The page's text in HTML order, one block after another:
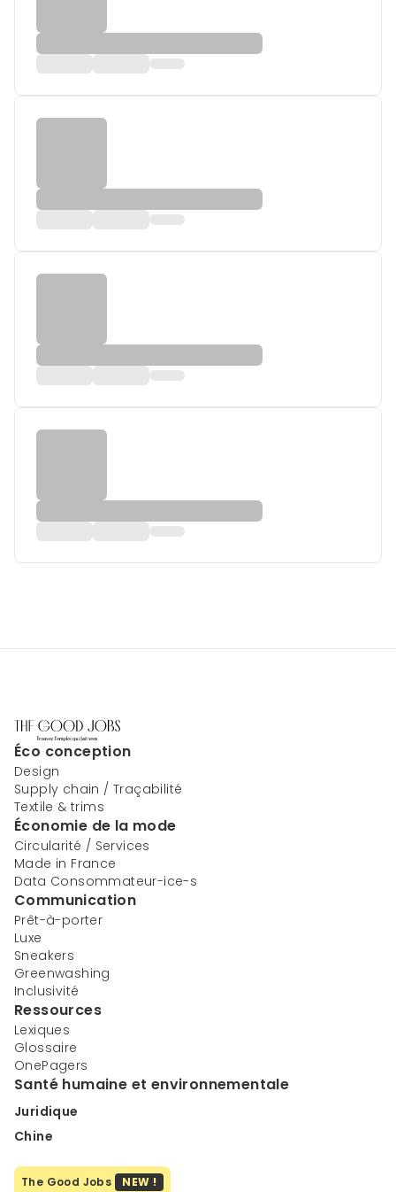
Éco conception
Design
Supply chain / Traçabilité
Textile & trims
Économie de la mode
Circularité / Services
Made in France
Data Consommateur-ice-s
Communication
Prêt-à-porter
Luxe
Sneakers
Greenwashing
Inclusivité
Ressources
Lexiques
Glossaire
OnePagers
Santé humaine et environnementale
Juridique
Chine
The Good Jobs NEW !